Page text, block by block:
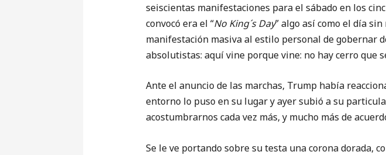
seiscientas manifestaciones para el sábado en los
convocó era el “No King´s Day” algo así como el día
manifestación masiva al estilo personal de gobernar
absolutistas: aquí vine porque vine: no hay cerro que
Ante el anuncio de las marchas, Trump había
entorno lo puso en su lugar y ayer subió a su
acostumbrarnos cada vez más, y mucho más de
Se le ve portando sobre su testa una corona dorada,